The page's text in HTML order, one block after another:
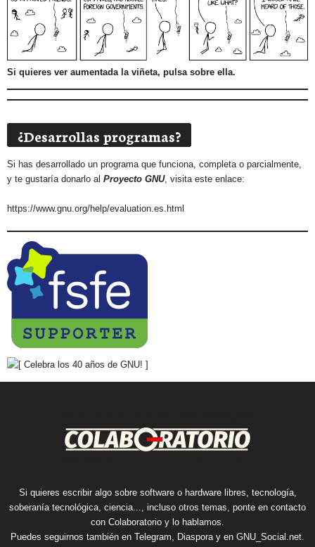
Si quieres ver aumentada la viñeta, pulsa sobre ella.
¿Desarrollas programas?
Si has desarrollado un programa que funciona, completa o parcialmente,
y te gustaría donarlo al Proyecto GNU, visita este enlace:
https://www.gnu.org/help/evaluation.es.html
Si quieres escribir algo sobre software o hardware libres, tecnología,
soberanía tecnológica, ciencia..., incluso otros temas, ponte en contacto
con Colaboratorio y lo hablamos.
Puedes seguirnos también en Telegram, Diasporay en GNU_Social.net.